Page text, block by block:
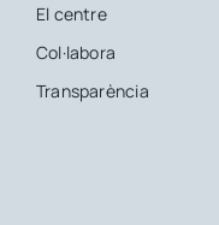
El centre
Col·labora
Transparència